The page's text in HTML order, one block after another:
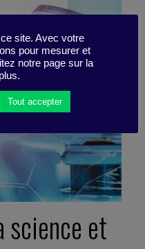
science et
site. Avec votre
pour mesurer et
notre page sur la
Tout accepter